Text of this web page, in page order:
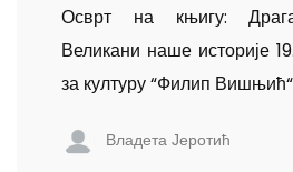
Осврт на књигу:
Великани наше историје
за културу “Филип
Владета Јеротић